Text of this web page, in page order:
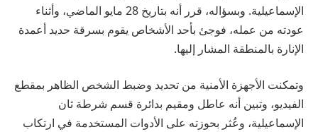
الإسماعيلية. وبسؤاله، قرر أنه بتاريخ 28 مايو الماضي، وأثناء
عودته من عمله، فوجئ بأحد الأشخاص يقوم بسرقة حديد أعمدة
الإنارة بالمنطقة المشار إليها.
وتمكنت الأجهزة الأمنية من تحديد وضبط الشخص الظاهر بمقطع
الفيديو، وتبين أنه عاطل ومقيم بدائرة قسم شرطة ثان
الإسماعيلية، وعُثر بحوزته على الأدوات المستخدمة في ارتكاب